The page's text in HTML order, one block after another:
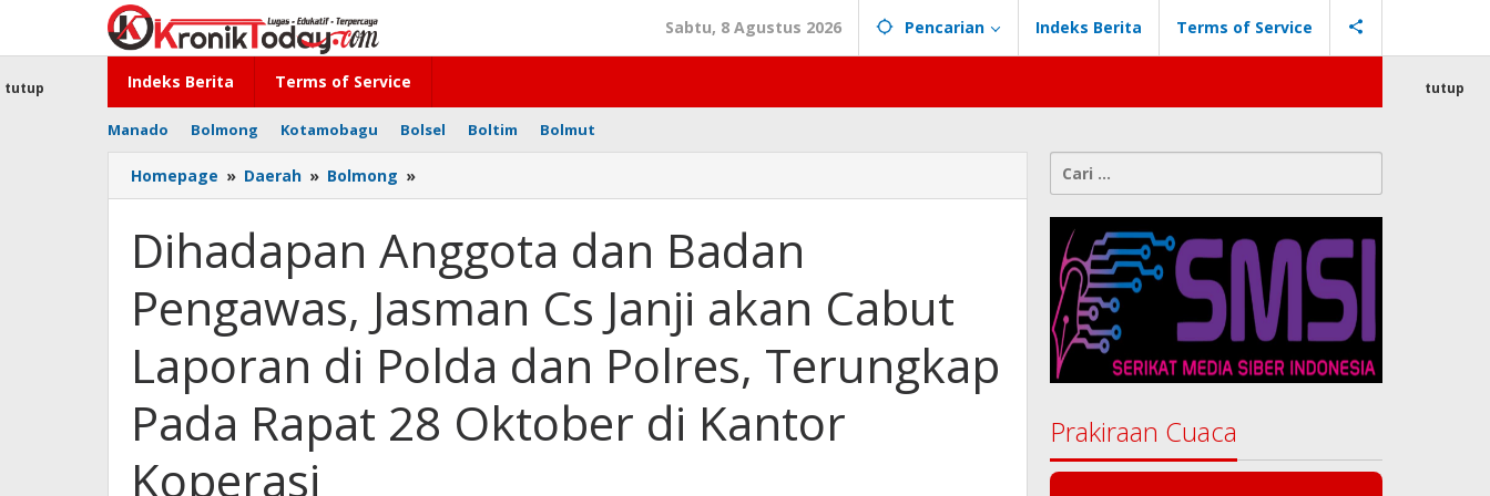
konten
Sabtu, 8 Agustus 2026 Pencarian Indeks Berita Terms of Service
Indeks Berita Terms of Service
Manado Bolmong Kotamobagu Bolsel Boltim Bolmut
tutup tutup
Homepage » Daerah » Bolmong »
Anggota
Badan
Pengawas,
Cs
akan
Cabut
Laporan
di
Dihadapan Anggota dan Badan
Pengawas, Jasman Cs Janji akan Cabut
Laporan di Polda dan Polres, Terungkap
Pada Rapat 28 Oktober di Kantor
Koperasi
Cari
untuk:
Prakiraan Cuaca